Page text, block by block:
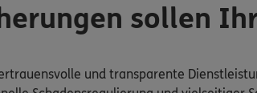
sollen
und transparente